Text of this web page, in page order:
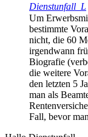
Dienstunfall_L
Um
bestimmte
nicht, die 60
irgendwann
Biografie
die weitere
den letzten 5
man als
Fall, bevor